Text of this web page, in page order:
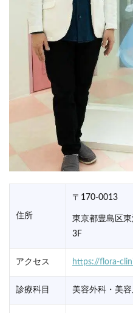
住所
〒170-0013
東京都豊島区
3F
アクセス https://flora-
診療科目 美容外科・美